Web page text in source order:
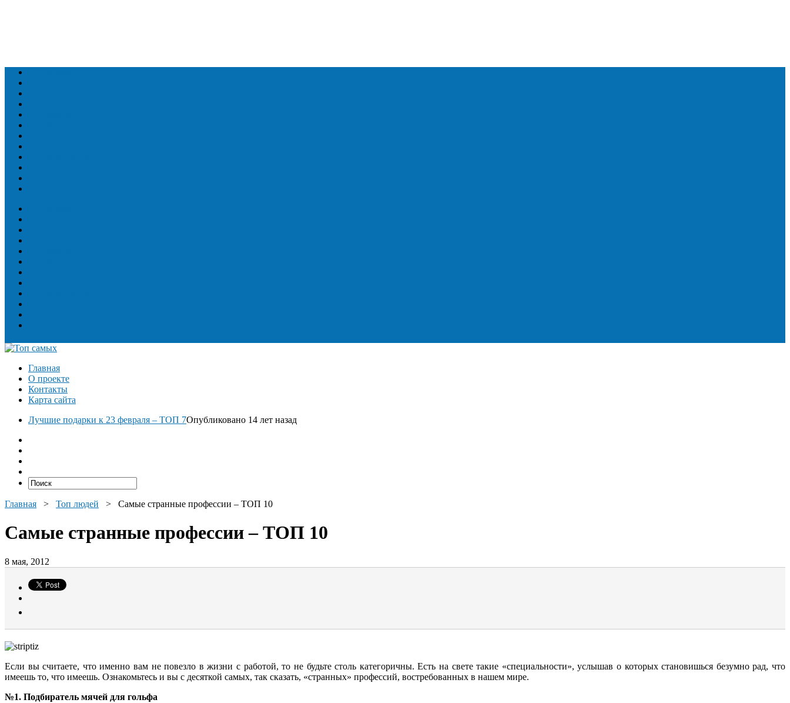
Главная
О проекте
Контакты
Карта сайта
Лучшие подарки к 23 февраля – ТОП 7Опубликовано 14 лет назад
Главная > Топ людей > Самые странные профессии – ТОП 10
Самые странные профессии – ТОП 10
8 мая, 2012
Если вы считаете, что именно вам не повезло в жизни с работой, то не будьте столь категоричны. Есть на свете такие «специальности», услышав о которых становишься безумно рад, что
имеешь то, что имеешь. Ознакомьтесь и вы с десяткой самых, так сказать, «странных» профессий, востребованных в нашем мире.
№1. Подбиратель мячей для гольфа